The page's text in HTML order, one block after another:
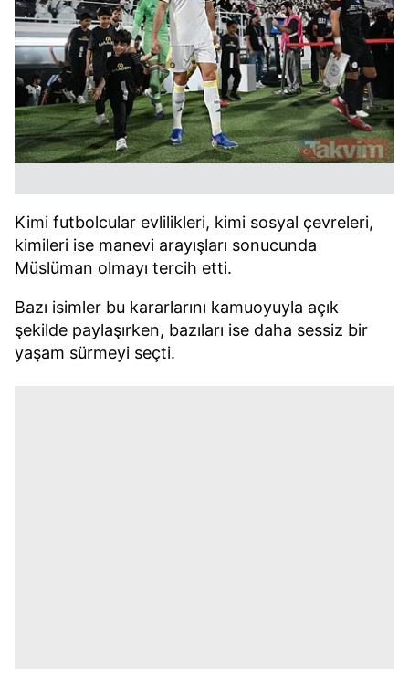
Kimi futbolcular evlilikleri, kimi sosyal çevreleri,
kimileri ise manevi arayışları sonucunda
Müslüman olmayı tercih etti.
Bazı isimler bu kararlarını kamuoyuyla açık
şekilde paylaşırken, bazıları ise daha sessiz bir
yaşam sürmeyi seçti.